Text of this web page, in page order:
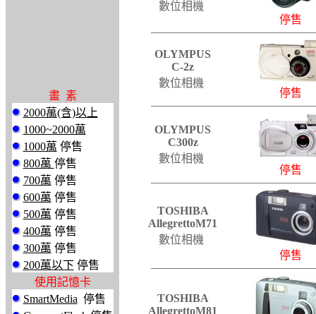
畫 素
2000萬(含)以上
1000~2000萬
1000萬 停售
800萬 停售
700萬 停售
600萬 停售
500萬 停售
400萬 停售
300萬 停售
200萬以下停售
使用記憶卡
SmartMedia 停售
數位相機
停售
OLYMPUS
C-2z
數位相機
停售
OLYMPUS
C300z
數位相機
停售
TOSHIBA
AllegrettoM71
數位相機
停售
TOSHIBA
AllegrettoM81